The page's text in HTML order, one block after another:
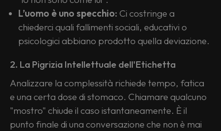
L’uomo è uno specchio: Ci costringe a
chiederci quali fallimenti sociali, educativi o
psicologici abbiano prodotto quella deviazione.
2. La Pigrizia Intellettuale dell'Etichetta
Analizzare la complessità richiede tempo, fatica
e una certa dose di stomaco. Chiamare qualcuno
"mostro" chiude il caso istantaneamente. È il
punto finale di una conversazione che non è mai